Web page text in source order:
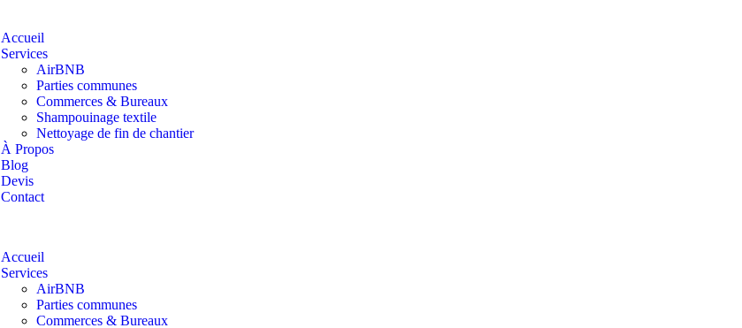
Accueil
Services
AirBNB
Parties communes
Commerces & Bureaux
Shampouinage textile
Nettoyage de fin de chantier
À Propos
Blog
Devis
Contact
Accueil
Services
AirBNB
Parties communes
Commerces & Bureaux